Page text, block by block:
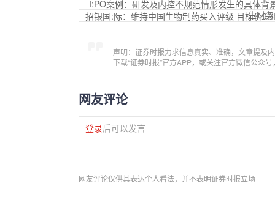
I:PO案例：研发及内控不规范情形发生的具体
生财
招银国:际：维持中国生物制药买入评级 目标价
声明：证券时报力求信息真实、准确，文章提及
下载“证券时报”官方APP，或关注官方微信公众
网友评论
登录后可以发言
网友评论仅供其表达个人看法，并不表明证券时报立场